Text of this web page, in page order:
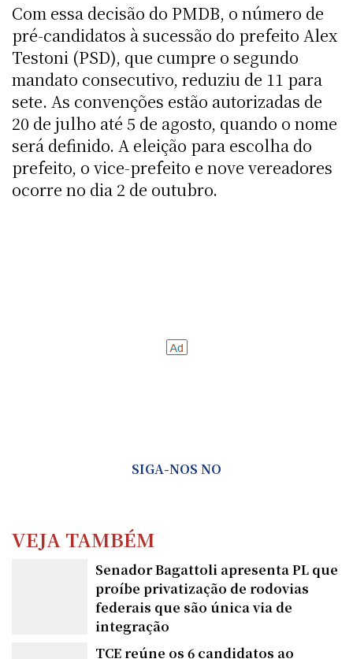
Com essa decisão do PMDB, o número de
pré-candidatos à sucessão do prefeito Alex
Testoni (PSD), que cumpre o segundo
mandato consecutivo, reduziu de 11 para
sete. As convenções estão autorizadas de
20 de julho até 5 de agosto, quando o nome
será definido. A eleição para escolha do
prefeito, o vice-prefeito e nove vereadores
ocorre no dia 2 de outubro.
SIGA-NOS NO
VEJA TAMBÉM
Senador Bagattoli apresenta PL que
proíbe privatização de rodovias
federais que são única via de
integração